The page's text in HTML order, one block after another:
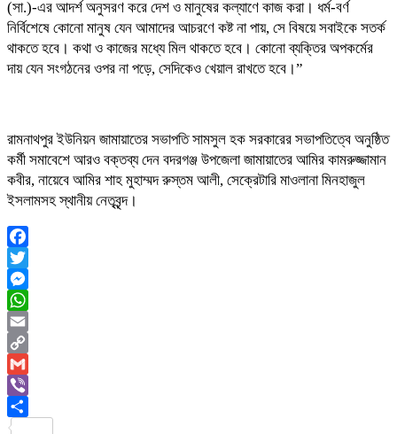
(সা.)-এর আদর্শ অনুসরণ করে দেশ ও মানুষের কল্যাণে কাজ করা। ধর্ম-বর্ণ
নির্বিশেষে কোনো মানুষ যেন আমাদের আচরণে কষ্ট না পায়, সে বিষয়ে সবাইকে সতর্ক
থাকতে হবে। কথা ও কাজের মধ্যে মিল থাকতে হবে। কোনো ব্যক্তির অপকর্মের
দায় যেন সংগঠনের ওপর না পড়ে, সেদিকেও খেয়াল রাখতে হবে।”
রামনাথপুর ইউনিয়ন জামায়াতের সভাপতি সামসুল হক সরকারের সভাপতিত্বে অনুষ্ঠিত
কর্মী সমাবেশে আরও বক্তব্য দেন বদরগঞ্জ উপজেলা জামায়াতের আমির কামরুজ্জামান
কবীর, নায়েবে আমির শাহ মুহাম্মদ রুস্তম আলী, সেক্রেটারি মাওলানা মিনহাজুল
ইসলামসহ স্থানীয় নেতৃবৃন্দ।
Facebook
Twitter
Messenger
WhatsApp
Email
Copy
Link
Gmail
Viber